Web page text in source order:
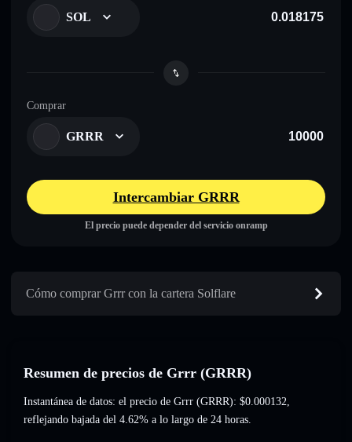
SOL
Comprar
GRRR
Intercambiar GRRR
El precio puede depender del servicio onramp
Cómo comprar Grrr con la cartera Solflare
Resumen de precios de Grrr (GRRR)
Instantánea de datos: el precio de Grrr (GRRR): $0.000132,
reflejando bajada del 4.62% a lo largo de 24 horas.